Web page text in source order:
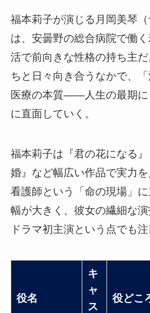
福本莉子が演じる月岡美琴（
は、安曇野の総合病院で働
活で前向きな性格の持ち主
ちと日々向き合うなかで、
医療の本質——人生の最期
に直面していく。
福本莉子は『君の花になる
婚』など幅広い作品で実力
看護師という「命の現場」
幅が大きく、彼女の繊細な
ドラマ初主演という点でも注
役名
キ
ャ
ス
役どこ